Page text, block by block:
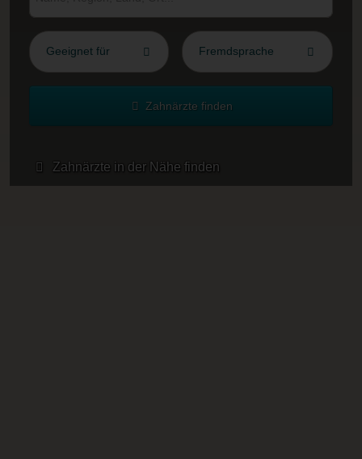
Geeignet für Fremdsprache
Zahnärzte finden
Zahnärzte in der Nähe finden